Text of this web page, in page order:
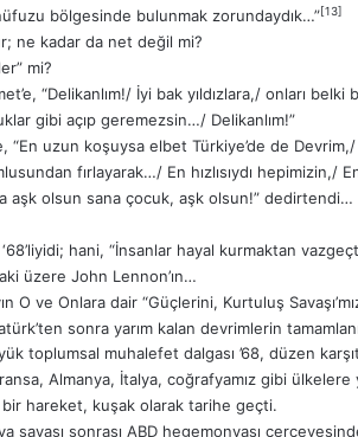
bölgesinde bulunmak zorundaydık…”[13]
ne kadar da net değil mi?
mi?
“Delikanlım!/ İyi bak yıldızlara,/ onları
gibi açıp geremezsin…/ Delikanlım!”
“En uzun koşuysa elbet Türkiye’de de
fırlayarak…/ En hızlısıydı hepimizin,/
aşk olsun sana çocuk, aşk olsun!” dedirtendi…
hani, “İnsanlar hayal kurmaktan
üzere John Lennon’ın…
O ve Onlara dair “Güçlerini, Kurtuluş
sonra yarım kalan devrimlerin
toplumsal muhalefet dalgası ’68, düzen
Almanya, İtalya, coğrafyamız gibi
hareket, kuşak olarak tarihe geçti.
savaşı sonrası ABD hegemonyası